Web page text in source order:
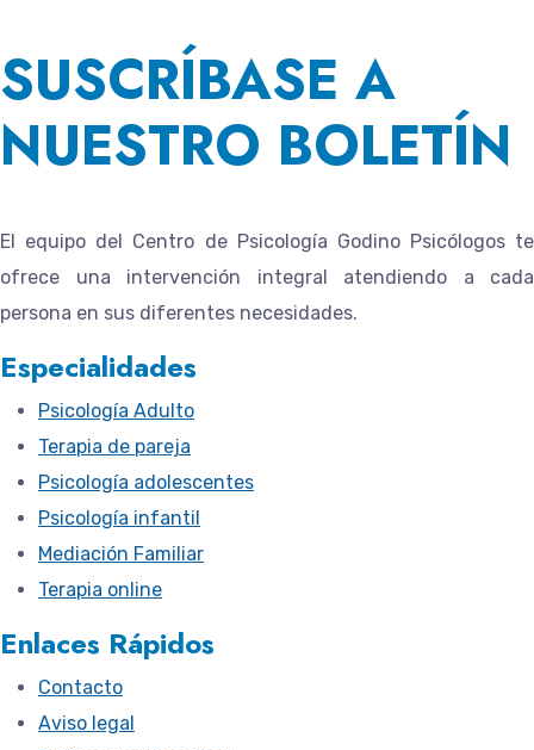
SUSCRÍBASE A
NUESTRO BOLETÍN
El equipo del Centro de Psicología Godino Psicólogoste
ofrece una intervención integral atendiendo a cada
persona en sus diferentes necesidades.
Especialidades
Psicología Adulto
Terapia de pareja
Psicología adolescentes
Psicología infantil
Mediación Familiar
Terapia online
Enlaces Rápidos
Contacto
Aviso legal